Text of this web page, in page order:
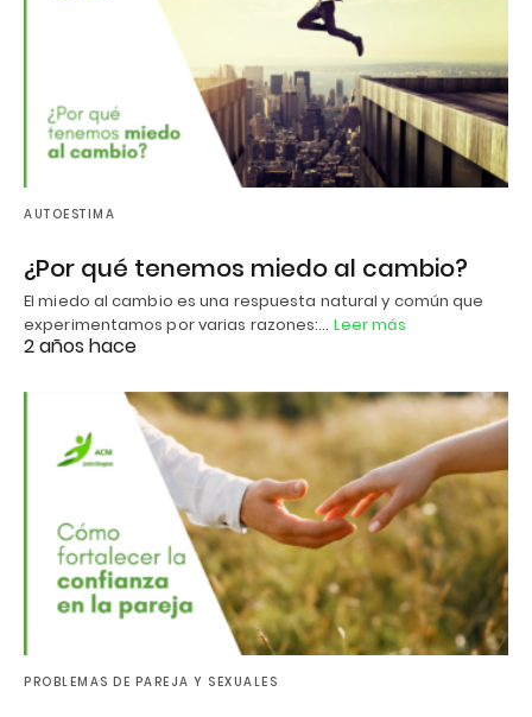
AUTOESTIMA
¿Por qué tenemos miedo al cambio?
El miedo al cambio es una respuesta natural y común que
experimentamos por varias razones:… Leer más
2 años hace
PROBLEMAS DE PAREJA Y SEXUALES